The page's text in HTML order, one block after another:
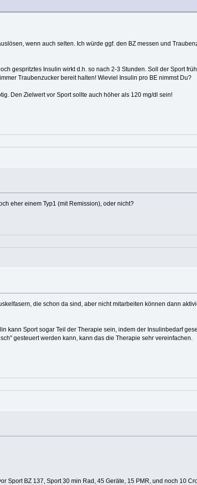
wenn auch selten. Ich würde ggf. den BZ messen und
gespritztes Insulin wirkt d.h. so nach 2-3 Stunden. Soll der Sport
Traubenzucker bereit halten! Wieviel Insulin pro BE nimmst Du?
Den Zielwert vor Sport sollte auch höher als 120 mg/dl sein!
eher einem Typ1 (mit Remission), oder nicht?
die schon da sind, aber nicht mitarbeiten können dann
kann Sport sogar Teil der Therapie sein, indem der Insulinbedarf
gesteuert werden kann, kann das die Therapie sehr vereinfachen.
Sport BZ 137, Sport 30 min Rad, 45 Geräte, 15 PMR, und noch 10